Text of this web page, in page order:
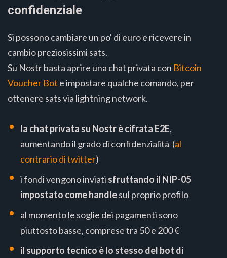
confidenziale
Si possono cambiare un po' di euro e ricevere in
cambio preziosissimi sats.
Su Nostr basta aprire una chat privata con Bitcoin
Voucher Bot e impostare qualche comando, per
ottenere sats via lightning network.
la chat privata su Nostr è cifrata E2E,
aumentando il grado di confidenzialità (al
contrario di twitter)
i fondi vengono inviati sfruttando il NIP-05
impostato come handlesul proprio profilo
al momento le soglie dei pagamenti sono
piuttosto basse, comprese tra 50 e 200 €
il supporto tecnico è lo stesso del bot di